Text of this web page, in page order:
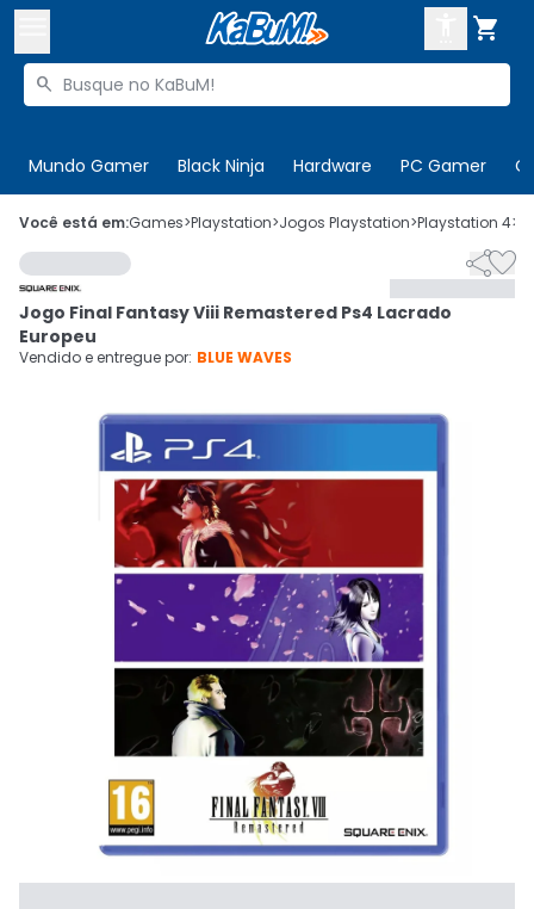

Buscar produtos

Mundo Gamer Black Ninja Hardware PC Gamer
 Olá. Acesse sua conta
 Departamentos
Cupons
Ativar tradutor em libras
CADASTRE-SE
Você está em:Games>Playstation>Jogos Playstation>Playstation 4>

Jogo Final Fantasy Viii Remastered Ps4 Lacrado
Europeu
Vendido e entregue por: BLUE WAVES